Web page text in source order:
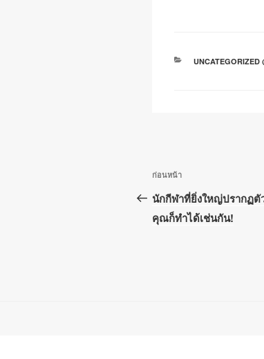
หมวด
UNCATEGORIZED
เมนู
นำทาง
เรื่อง
เรื่อง
ก่อน
หน้า
ก่อนหน้า
นักกีฬาที่ยิ่งใหญ่ปรากฏ
คุณก็ทำได้เช่นกัน!